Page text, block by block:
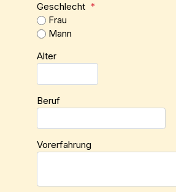
Geschlecht *
Frau
Mann
Alter
Beruf
Vorerfahrung